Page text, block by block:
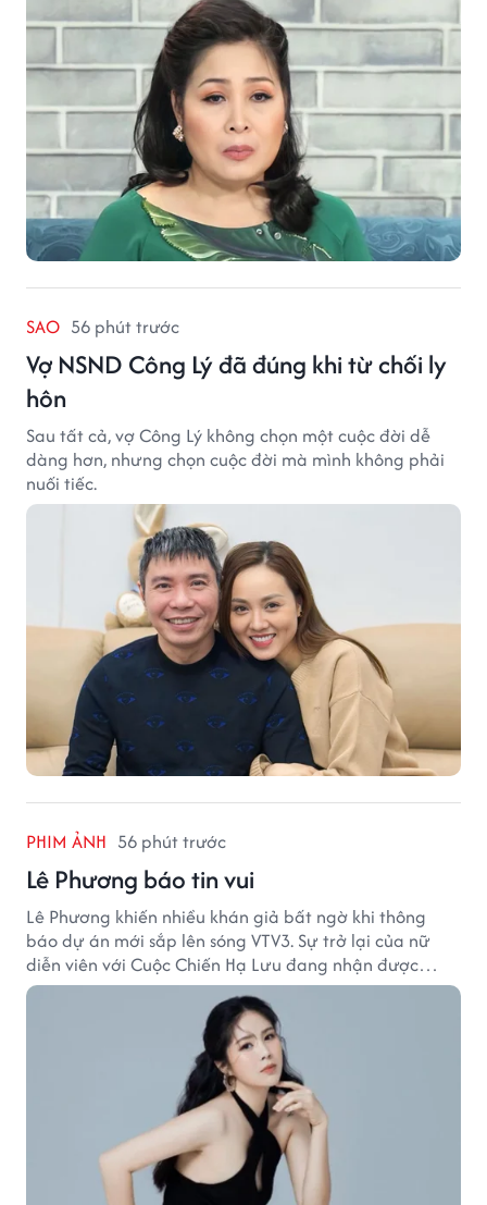
SAO 56 phút trước
Vợ NSND Công Lý đã đúng khi từ chối ly
hôn
Sau tất cả, vợ Công Lý không chọn một cuộc đời dễ
dàng hơn, nhưng chọn cuộc đời mà mình không phải
nuối tiếc.
PHIM ẢNH 56 phút trước
Lê Phương báo tin vui
Lê Phương khiến nhiều khán giả bất ngờ khi thông
báo dự án mới sắp lên sóng VTV3. Sự trở lại của nữ
diễn viên với Cuộc Chiến Hạ Lưu đang nhận được
nhiều sự quan tâm.